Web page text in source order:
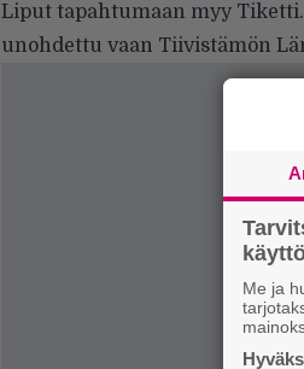
Liput tapahtumaan myy Tiketti
unohdettu vaan Tiivistämön
Me ja